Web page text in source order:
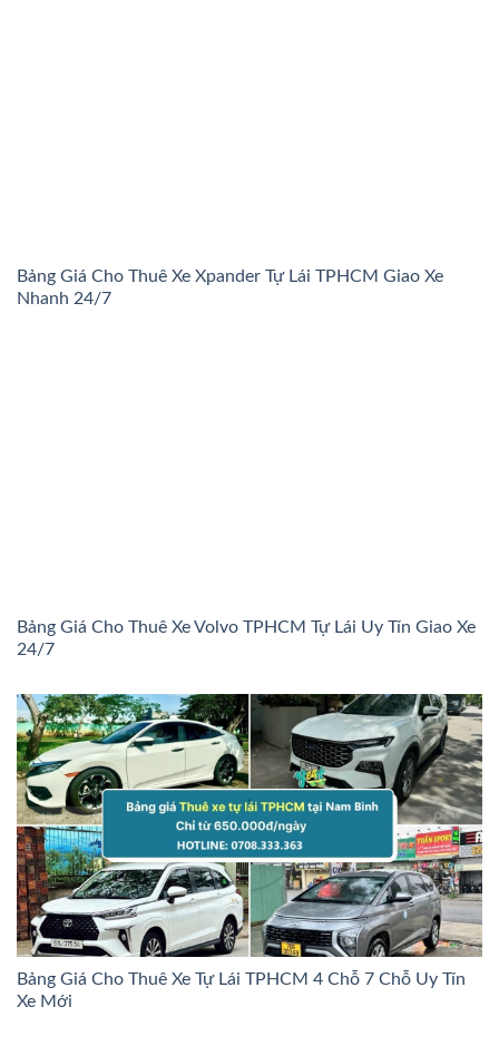
Bảng Giá Cho Thuê Xe Xpander Tự Lái TPHCM Giao Xe
Nhanh 24/7
Bảng Giá Cho Thuê Xe Volvo TPHCM Tự Lái Uy Tín Giao Xe
24/7
Bảng Giá Cho Thuê Xe Tự Lái TPHCM 4 Chỗ 7 Chỗ Uy Tín
Xe Mới